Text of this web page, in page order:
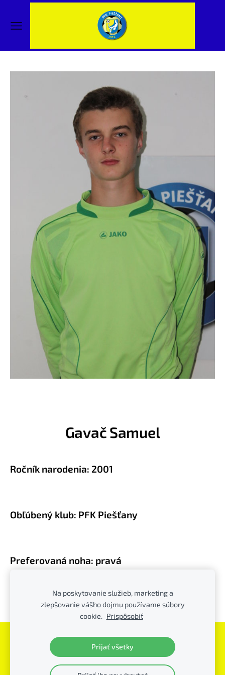
Gavač Samuel
Ročník narodenia: 2001
Obľúbený klub: PFK Piešťany
Preferovaná noha: pravá
Obľúbená pozícia: brankár
Súbory cookie
PFK Piešťany© - všetky práva vyhradené
Na poskytovanie služieb, marketing a
zlepšovanie vášho dojmu používame súbory
cookie. Prispôsobiť
Prijať všetky